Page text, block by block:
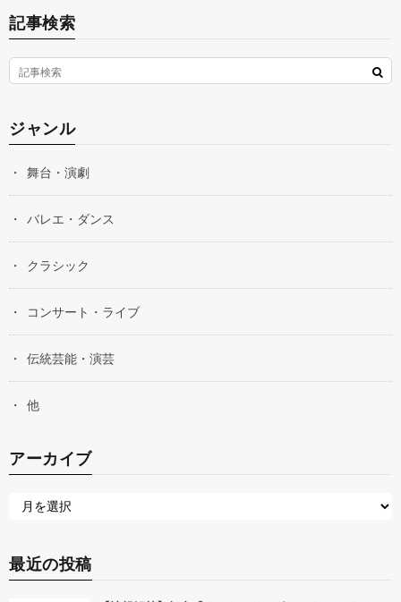
記事検索
ジャンル
舞台・演劇
バレエ・ダンス
クラシック
コンサート・ライブ
伝統芸能・演芸
他
アーカイブ
最近の投稿